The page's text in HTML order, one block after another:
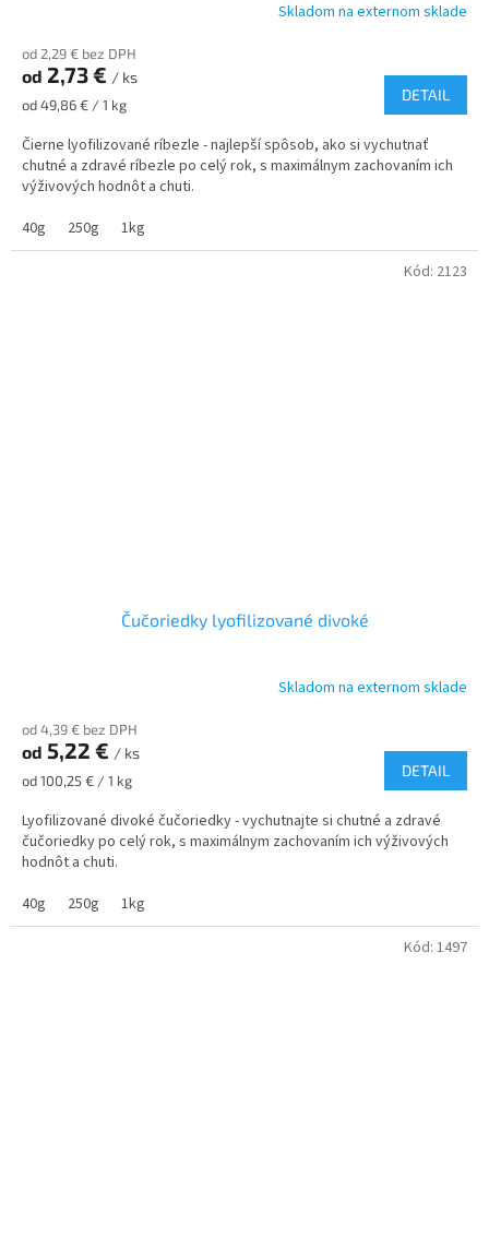
Skladom na externom sklade
od 2,29 € bez DPH
od 2,73 € / ks
Jednotková
od 49,86 € / 1 kg
DETAIL
Čierne lyofilizované ríbezle - najlepší spôsob, ako si vychutnať
chutné a zdravé ríbezle po celý rok, s maximálnym zachovaním ich
výživových hodnôt a chuti.
40g
250g 1kg
Čučoriedky lyofilizované divoké
Skladom na externom sklade
od 4,39 € bez DPH
od 5,22 € / ks
Jednotková
od 100,25 € / 1 kg
DETAIL
Lyofilizované divoké čučoriedky - vychutnajte si chutné a zdravé
čučoriedky po celý rok, s maximálnym zachovaním ich výživových
hodnôt a chuti.
40g
250g 1kg
Kód: 2123
Kód: 1497